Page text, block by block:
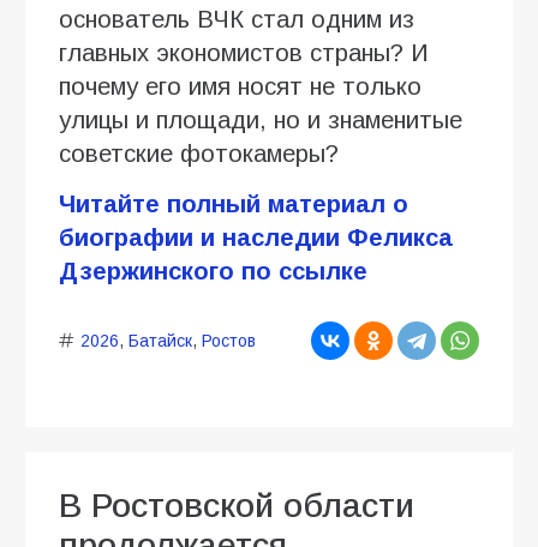
основатель ВЧК стал одним из
главных экономистов страны? И
почему его имя носят не только
улицы и площади, но и знаменитые
советские фотокамеры?
Читайте полный материал о
биографии и наследии Феликса
Дзержинского по ссылке
2026, Батайск, Ростов
В Ростовской области